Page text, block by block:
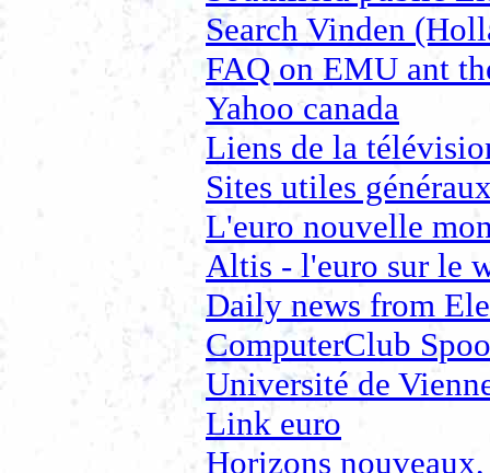
Search Vinden
FAQ on EMU ant
Yahoo canada
Liens de la
Sites utiles
L'euro nouvelle
Altis - l'euro sur le
Daily news from
ComputerClub
Université de
Link euro
Horizons